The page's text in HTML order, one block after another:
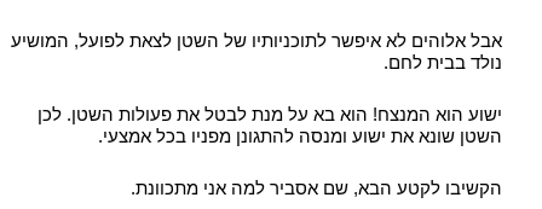
אבל אלוהים לא איפשר לתוכניותיו של השטן לצאת לפועל, המושיע
נולד בבית לחם.
ישוע הוא המנצח! הוא בא על מנת לבטל את פעולות השטן. לכן
השטן שונא את ישוע ומנסה להתגונן מפניו בכל אמצעי.
הקשיבו לקטע הבא, שם אסביר למה אני מתכוונת.